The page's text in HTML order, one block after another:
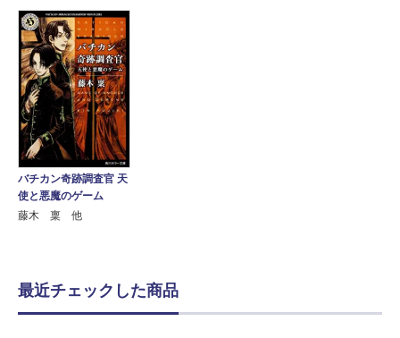
バチカン奇跡調査官 天
使と悪魔のゲーム
藤木 稟 他
最近チェックした商品